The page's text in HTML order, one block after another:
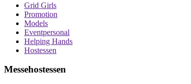
Grid Girls
Promotion
Models
Eventpersonal
Helping Hands
Hostessen
Messehostessen